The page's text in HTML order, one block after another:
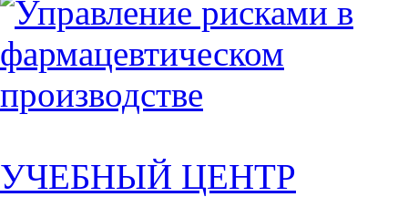
УЧЕБНЫЙ ЦЕНТР